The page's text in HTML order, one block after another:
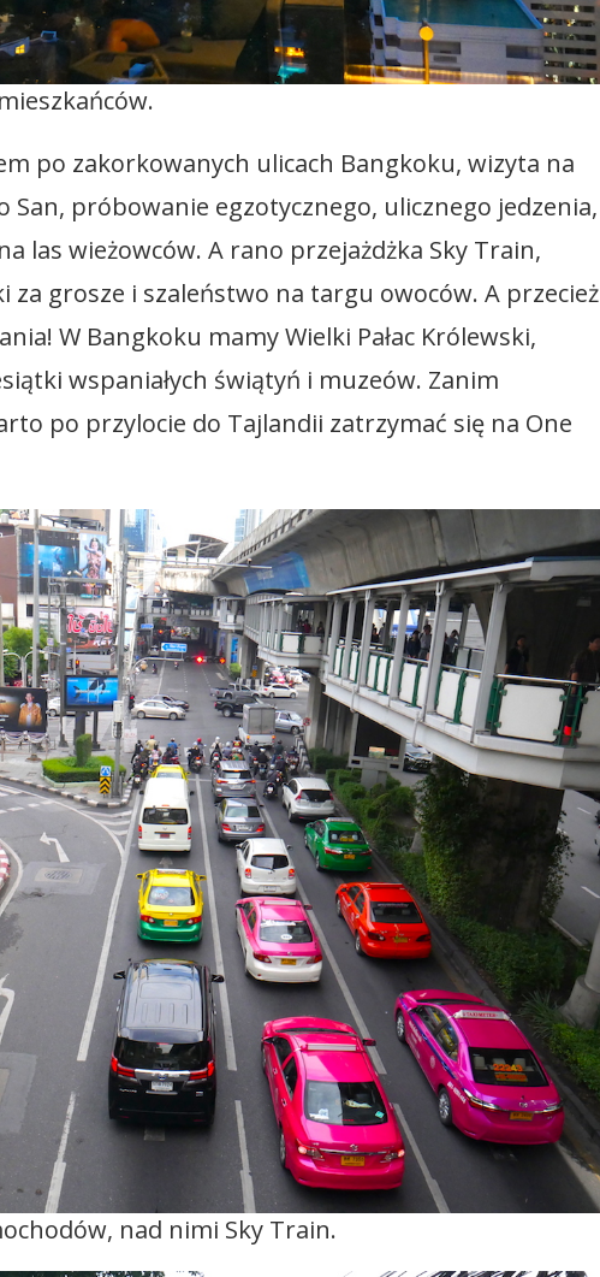
po zakorkowanych ulicach Bangkoku, wizyta na
San, próbowanie egzotycznego, ulicznego jedzenia,
las wieżowców. A rano przejażdżka Sky Train,
grosze i szaleństwo na targu owoców. A przecież
W Bangkoku mamy Wielki Pałac Królewski,
wspaniałych świątyń i muzeów. Zanim
po przylocie do Tajlandii zatrzymać się na One
nad nimi Sky Train.